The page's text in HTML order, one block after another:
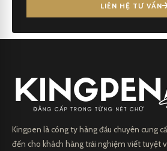
LIÊN HỆ TƯ VẤN
Kingpen là công ty hàng đầu chuyên cung
đến cho khách hàng trải nghiệm viết tuyệt